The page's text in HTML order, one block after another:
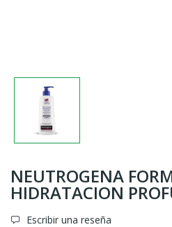
NEUTROGENA
HIDRATACION
Escribir una reseña